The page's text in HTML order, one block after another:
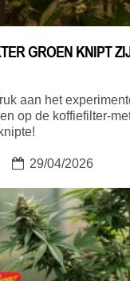
GROEN KNIPT
aan het
op de koffiefilter-
29/04/2026